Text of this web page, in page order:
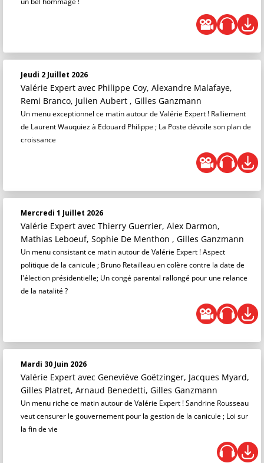
Jeudi 2 Juillet 2026
Valérie Expert avec Philippe Coy, Alexandre Malafaye,
Remi Branco, Julien Aubert , Gilles Ganzmann
Un menu exceptionnel ce matin autour de Valérie Expert ! Ralliement
de Laurent Wauquiez à Edouard Philippe ; La Poste dévoile son plan de
croissance
Mercredi 1 Juillet 2026
Valérie Expert avec Thierry Guerrier, Alex Darmon,
Mathias Leboeuf, Sophie De Menthon , Gilles Ganzmann
Un menu consistant ce matin autour de Valérie Expert ! Aspect
politique de la canicule ; Bruno Retailleau en colère contre la date de
l'élection présidentielle; Un congé parental rallongé pour une relance
de la natalité ?
Mardi 30 Juin 2026
Valérie Expert avec Geneviève Goëtzinger, Jacques Myard,
Gilles Platret, Arnaud Benedetti, Gilles Ganzmann
Un menu riche ce matin autour de Valérie Expert ! Sandrine Rousseau
veut censurer le gouvernement pour la gestion de la canicule ; Loi sur
la fin de vie